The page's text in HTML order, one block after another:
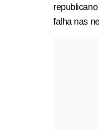
falha nas